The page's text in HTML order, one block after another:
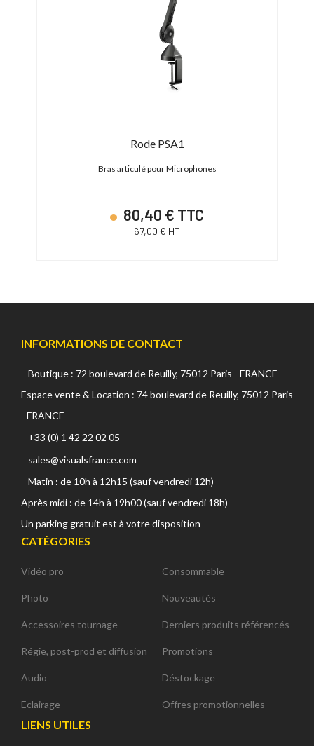
Rode PSA1
Bras articulé pour Microphones
80,40 € TTC
67,00 € HT
INFORMATIONS DE CONTACT
Boutique : 72 boulevard de Reuilly, 75012 Paris - FRANCE
Espace vente & Location : 74 boulevard de Reuilly, 75012 Paris
- FRANCE
+33 (0) 1 42 22 02 05
sales@visualsfrance.com
Matin : de 10h à 12h15 (sauf vendredi 12h)
Après midi : de 14h à 19h00 (sauf vendredi 18h)
Un parking gratuit est à votre disposition
CATÉGORIES
Vidéo pro
Photo
Accessoires tournage
Régie, post-prod et diffusion
Audio
Eclairage
Consommable
Nouveautés
Derniers produits référencés
Promotions
Déstockage
Offres promotionnelles
LIENS UTILES